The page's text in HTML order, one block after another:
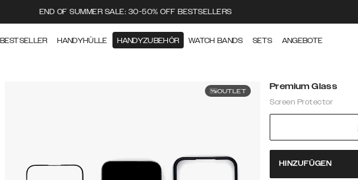
END OF SUMMER SALE: 30-50% OFF BESTSELLERS
BESTSELLER HANDYHÜLLE HANDYZUBEHÖR WATCH BANDS SETS ANGEBOTE
OUTLET Premium Glass
Screen Protector
HINZUFÜGEN